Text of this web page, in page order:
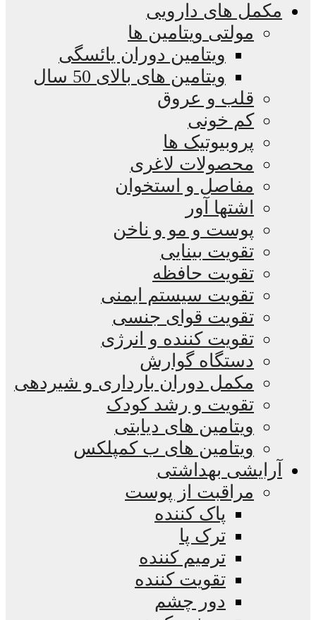
مکمل های دارویی
مولتی ویتامین ها
ویتامین دوران یائسگی
ویتامین های بالای 50 سال
قلب و عروق
کم خونی
پروبیوتیک ها
محصولات لاغری
مفاصل و استخوان
اشتها آور
پوست و مو و ناخن
تقویت بینایی
تقویت حافظه
تقویت سیستم ایمنی
تقویت قوای جنسی
تقویت کننده و انرژی
دستگاه گوارش
مکمل دوران بارداری و شیردهی
تقویت و رشد کودک
ویتامین های دیابتی
ویتامین های ب کمپلکس
آرایشی بهداشتی
مراقبت از پوست
پاک کننده
ترک پا
ترمیم کننده
تقویت کننده
دور چشم